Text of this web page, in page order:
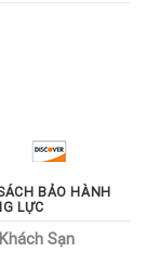
₫.
₫.
BẢO HÀNH
LỰC
Sạn